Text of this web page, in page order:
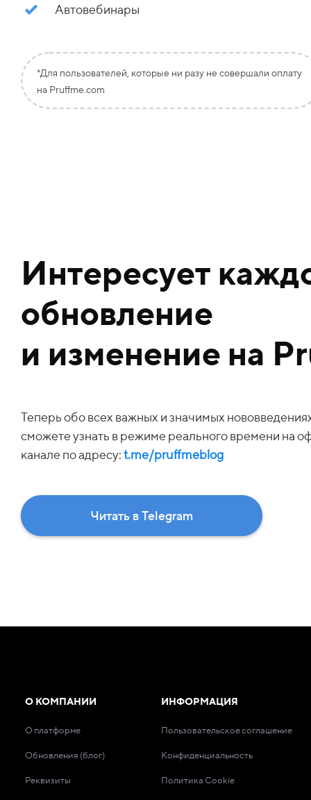
Автовебинары
*Для пользователей, которые ни разу не совершали оплату
на Pruffme.com
Интересует
обновление
и изменение на
Теперь обо всех важных и значимых
сможете узнать в режиме реального времени на
канале по адресу:t.me/pruffmeblog
Читать в Telegram
О КОМПАНИИ
О платформе
Обновления (блог)
Реквизиты
ИНФОРМАЦИЯ
Пользовательское соглашение
Конфиденциальность
Политика Cookie